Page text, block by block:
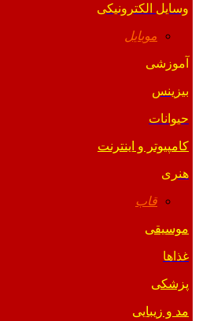
وسایل الکترونیکی
موبایل
آموزشی
بیزینس
حیوانات
کامپیوتر و اینترنت
هنری
قاب
موسیقی
غذاها
پزشکی
مد و زیبایی